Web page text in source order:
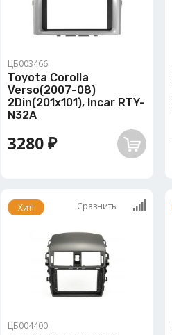
ЦБ003466
Toyota Corolla
Verso(2007-08)
2Din(201x101), Incar RTY-
N32A
3280 ₽
Хит! Сравнить
ЦБ004400